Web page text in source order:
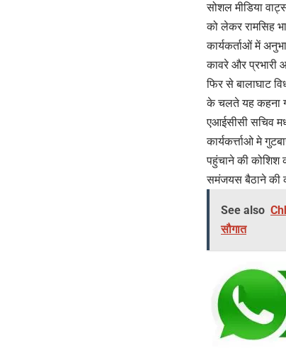
सोशल मीडिया
को लेकर रामसिह
कार्यकर्ताओं में
कावरे और प्रभारी
फिर से बालाघाट
के चलते यह कहना
एआईसीसी सचिव
कार्यकर्त्ताओ मे
पहुंचाने की कोशिश
समंजयस बैठाने की
See also
सौगात